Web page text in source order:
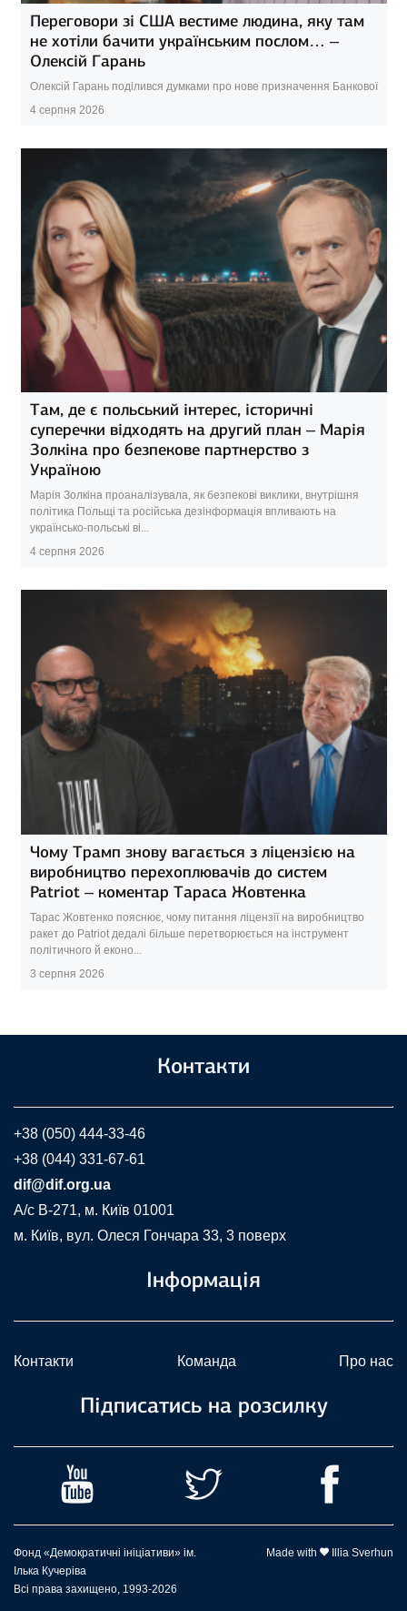
Переговори зі США вестиме людина, яку там
не хотіли бачити українським послом… –
Олексій Гарань
Олексій Гарань поділився думками про нове призначення Банкової
4 серпня 2026
Там, де є польський інтерес, історичні
суперечки відходять на другий план – Марія
Золкіна про безпекове партнерство з
Україною
Марія Золкіна проаналізувала, як безпекові виклики, внутрішня
політика Польщі та російська дезінформація впливають на
українсько-польські ві...
4 серпня 2026
Чому Трамп знову вагається з ліцензією на
виробництво перехоплювачів до систем
Patriot – коментар Тараса Жовтенка
Тарас Жовтенко пояснює, чому питання ліцензії на виробництво
ракет до Patriot дедалі більше перетворюється на інструмент
політичного й еконо...
3 серпня 2026
Контакти
+38 (050) 444-33-46
+38 (044) 331-67-61
dif@dif.org.ua
A/c В-271, м. Київ 01001
м. Київ, вул. Олеся Гончара 33, 3 поверх
Інформація
Контакти Команда Про нас
Підписатись на розсилку
Фонд «Демократичні ініціативи» ім.
Ілька Кучеріва
Всі права захищено, 1993-2026
Made with Illia Sverhun